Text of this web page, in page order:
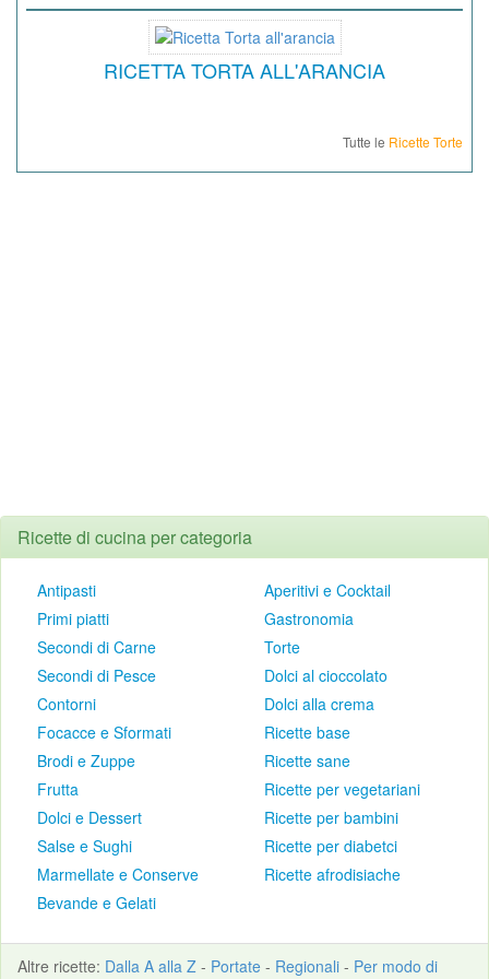
RICETTA TORTA ALL'ARANCIA
Tutte le Ricette Torte
Ricette di cucina per categoria
Antipasti
Primi piatti
Secondi di Carne
Secondi di Pesce
Contorni
Focacce e Sformati
Brodi e Zuppe
Frutta
Dolci e Dessert
Salse e Sughi
Marmellate e Conserve
Bevande e Gelati
Aperitivi e Cocktail
Gastronomia
Torte
Dolci al cioccolato
Dolci alla crema
Ricette base
Ricette sane
Ricette per vegetariani
Ricette per bambini
Ricette per diabetci
Ricette afrodisiache
Altre ricette: Dalla A alla Z - Portate - Regionali - Per modo di